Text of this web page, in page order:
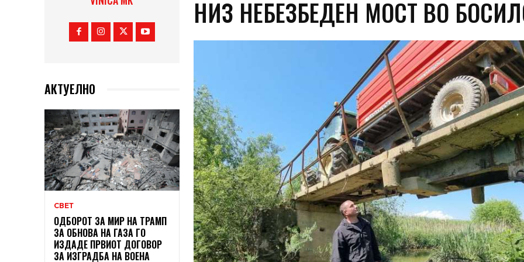
АКТУЕЛНО
СВЕТ
ОДБОРОТ ЗА МИР НА ТРАМП
ЗА ОБНОВА НА ГАЗА ГО
ИЗДАДЕ ПРВИОТ ДОГОВОР
ЗА ИЗГРАДБА НА ВОЕНА
НИЗ НЕБЕЗБЕДЕН МОСТ ВО